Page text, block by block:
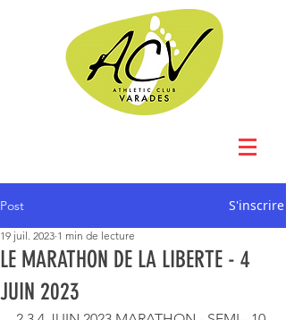
Post S'inscrire
LE MARATHON DE LA LIBERTE - 4
JUIN 2023
19 juil. 2023 1 min de lecture